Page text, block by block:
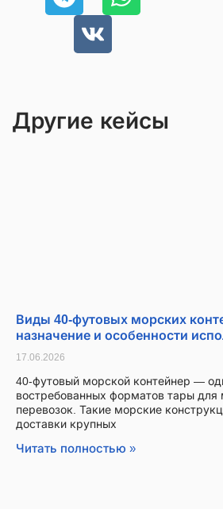
Другие кейсы
Виды 40-футовых морских
назначение и особенности
17.06.2026
40-футовый морской контейнер —
востребованных форматов тары
перевозок. Такие морские
доставки крупных
Читать полностью »